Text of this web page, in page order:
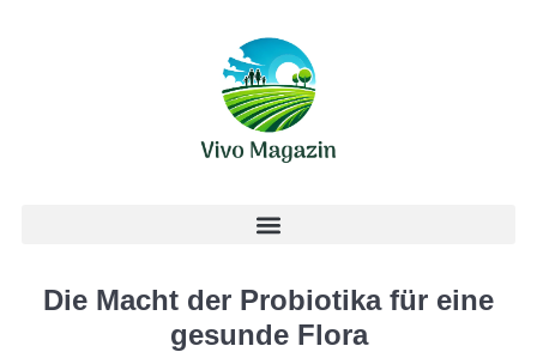
Die Macht der Probiotika für eine
gesunde Flora